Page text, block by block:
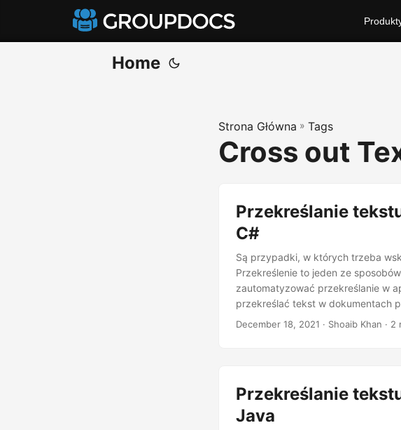
Home
Strona Główna » Tags
Cross out
Przekreślanie
C#
Są przypadki, w których trzeba
Przekreślenie to jeden ze
zautomatyzować przekreślanie w
przekreślać tekst w dokumentach
December 18, 2021 · Shoaib Khan · 2
Przekreślanie
Java